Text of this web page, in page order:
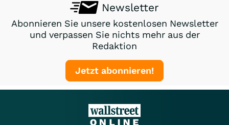
Newsletter
Abonnieren Sie unsere kostenlosen Newsletter
und verpassen Sie nichts mehr aus der
Redaktion
Jetzt abonnieren!